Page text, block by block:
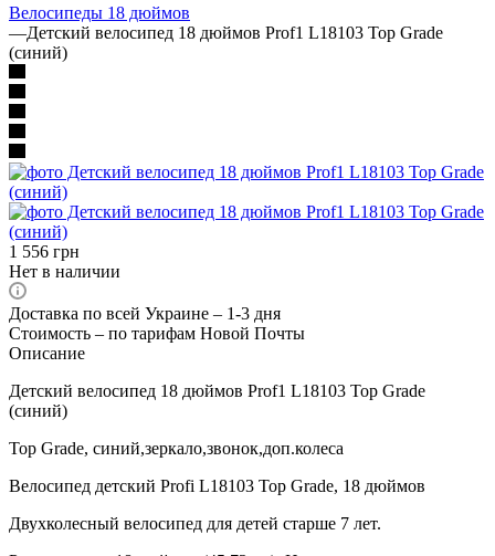
Велосипеды 18 дюймов
—Детский велосипед 18 дюймов Prof1 L18103 Top Grade
(синий)
1 556 грн
Нет в наличии
Доставка по всей Украине – 1-3 дня
Стоимость – по тарифам Новой Почты
Описание
Детский велосипед 18 дюймов Prof1 L18103 Top Grade
(синий)
Top Grade, синий,зеркало,звонок,доп.колеса
Велосипед детский Profi L18103 Top Grade, 18 дюймов
Двухколесный велосипед для детей старше 7 лет.